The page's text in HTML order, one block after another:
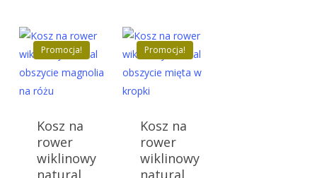
112.50 zł.
121.50 zł.
Promocja!
Kosz na
rower
wiklinowy
natural
Promocja!
Kosz na
rower
wiklinowy
natural